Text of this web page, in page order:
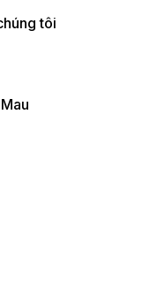
tôi